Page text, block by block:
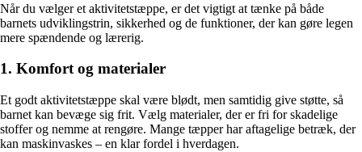
Når du vælger et aktivitetstæppe, er det vigtigt at tænke på både
barnets udviklingstrin, sikkerhed og de funktioner, der kan gøre legen
mere spændende og lærerig.
1. Komfort og materialer
Et godt aktivitetstæppe skal være blødt, men samtidig give støtte, så
barnet kan bevæge sig frit. Vælg materialer, der er fri for skadelige
stoffer og nemme at rengøre. Mange tæpper har aftagelige betræk, der
kan maskinvaskes – en klar fordel i hverdagen.